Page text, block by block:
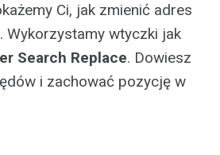
Ci, jak zmienić adres
Wykorzystamy wtyczki jak
Search Replace. Dowiesz
i zachować pozycję w